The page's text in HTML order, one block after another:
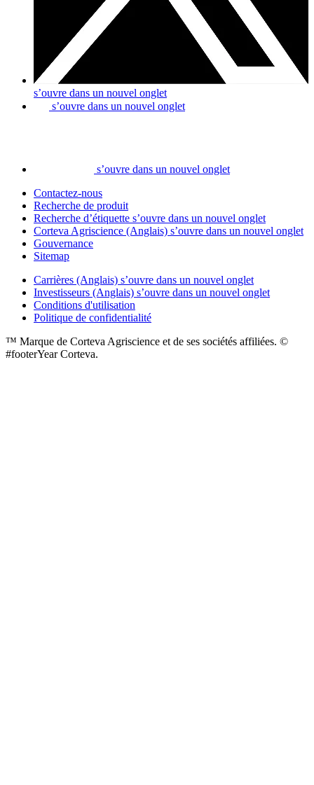
s’ouvre dans un nouvel onglet
s’ouvre dans un nouvel onglet
s’ouvre dans un nouvel onglet
Contactez-nous
Recherche de produit
Recherche d’étiquette s’ouvre dans un nouvel onglet
Corteva Agriscience (Anglais) s’ouvre dans un nouvel onglet
Gouvernance
Sitemap
Carrières (Anglais) s’ouvre dans un nouvel onglet
Investisseurs (Anglais) s’ouvre dans un nouvel onglet
Conditions d'utilisation
Politique de confidentialité
™ Marque de Corteva Agriscience et de ses sociétés affiliées. ©
#footerYear Corteva.